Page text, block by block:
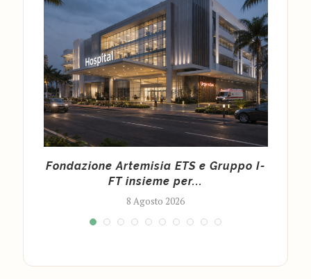
Fondazione Artemisia ETS e Gruppo I-
FT insieme per...
8 Agosto 2026